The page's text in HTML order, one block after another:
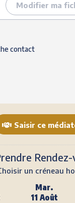
Modifier ma
contact
Saisir ce
un créneau
Mar.
11 Août